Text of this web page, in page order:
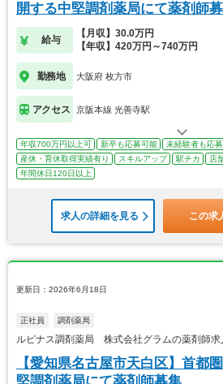
開する中堅調剤薬局にて薬剤師
給与
【月収】30.0万円
【年収】420万円～740万円
勤務地 大阪府 枚方市
アクセス 京阪本線 光善寺駅
年収700万円以上可 新卒も応募可能 未経験者も応
産休・育休取得実績有り
スキルアップ 駅チカ 店
年間休日120日以上
求人の詳細を見る この求
更新日：2026年6月18日
正社員 調剤薬局
ルピナス調剤薬局 株式会社グラムの薬剤師求
【愛知県名古屋市天白区】首都